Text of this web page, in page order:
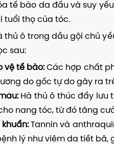
tế bào da đầu và suy
tuổi thọ của tóc.
thủ ô trong dầu gội chủ
sau:
vệ tế bào:Các hợp chất
do gốc tự do gây ra
Hà thủ ô thúc đẩy lưu
nang tóc, từ đó tăng
Tannin và
lý như viêm da tiết bã,